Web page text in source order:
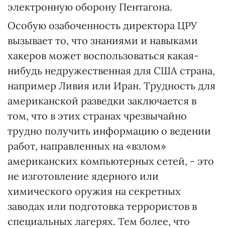
электронную оборону Пентагона.
Особую озабоченность директора ЦРУ
вызывает то, что знаниями и навыками
хакеров может воспользоваться какая-
нибудь недружественная для США страна,
например Ливия или Иран. Трудность для
американской разведки заключается в
том, что в этих странах чрезвычайно
трудно получить информацию о ведении
работ, направленных на «взлом»
американских компьютерных сетей, - это
не изготовление ядерного или
химического оружия на секретных
заводах или подготовка террористов в
специальных лагерях. Тем более, что